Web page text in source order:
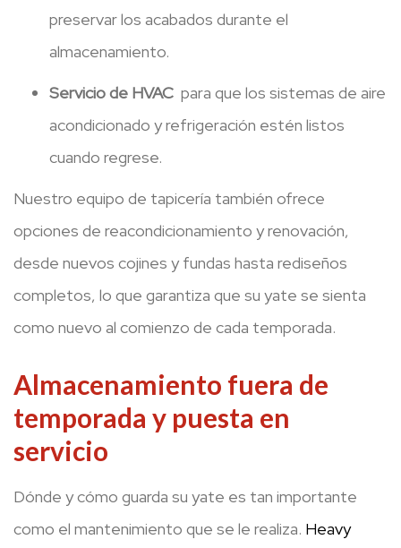
preservar los acabados durante el
almacenamiento.
Servicio de HVAC para que los sistemas de aire
acondicionado y refrigeración estén listos
cuando regrese.
Nuestro equipo de tapicería también ofrece
opciones de reacondicionamiento y renovación,
desde nuevos cojines y fundas hasta rediseños
completos, lo que garantiza que su yate se sienta
como nuevo al comienzo de cada temporada.
Almacenamiento fuera de
temporada y puesta en
servicio
Dónde y cómo guarda su yate es tan importante
como el mantenimiento que se le realiza. Heavy